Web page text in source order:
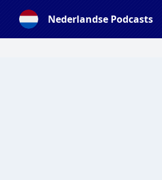
Nederlandse Podcasts